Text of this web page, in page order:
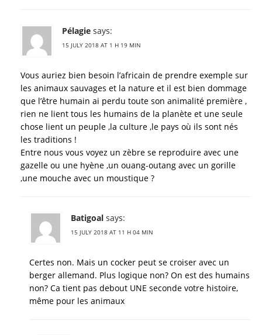
Pélagie says:
15 JULY 2018 AT 1 H 19 MIN
Vous auriez bien besoin l’africain de prendre exemple sur
les animaux sauvages et la nature et il est bien dommage
que l’être humain ai perdu toute son animalité première ,
rien ne lient tous les humains de la planète et une seule
chose lient un peuple ,la culture ,le pays où ils sont nés
les traditions !
Entre nous vous voyez un zèbre se reproduire avec une
gazelle ou une hyène ,un ouang-outang avec un gorille
,une mouche avec un moustique ?
Batigoal says:
15 JULY 2018 AT 11 H 04 MIN
Certes non. Mais un cocker peut se croiser avec un
berger allemand. Plus logique non? On est des humains
non? Ca tient pas debout UNE seconde votre histoire,
même pour les animaux